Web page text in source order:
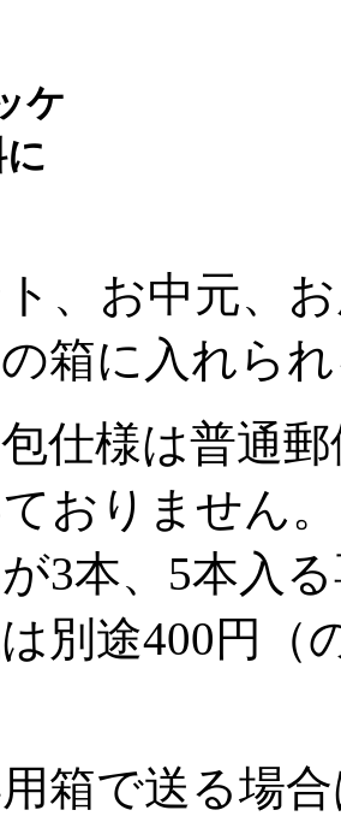
、お中元、
箱に入れら
仕様は普通
おりません
3本、5本入
別途400円（
箱で送る場